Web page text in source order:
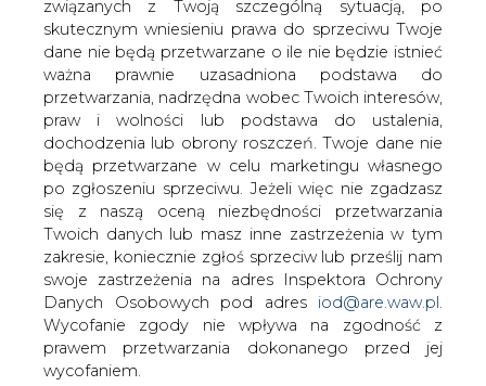
przetwarzania, nadrzędna wobec Twoich interesów,
praw i wolności lub podstawa do ustalenia,
dochodzenia lub obrony roszczeń. Twoje dane nie
będą przetwarzane w celu marketingu własnego
po zgłoszeniu sprzeciwu. Jeżeli więc nie zgadzasz
się z naszą oceną niezbędności przetwarzania
Twoich danych lub masz inne zastrzeżenia w tym
zakresie, koniecznie zgłoś sprzeciw lub prześlij nam
swoje zastrzeżenia na adres Inspektora Ochrony
Danych Osobowych pod adresiod@are.waw.pl.
Wycofanie zgody nie wpływa na zgodność z
prawem przetwarzania dokonanego przed jej
wycofaniem.
W dowolnym czasie możesz określić warunki
przechowywania i dostępu do plików cookies w
ustawieniach przeglądarki internetowej.
Na podstawie danych dla gospodarki amerykańskiej EIA
stworzyła wykresy zużycia energii produkowanej z
poszczególnych paliw.
Według EIA rosnąca ostatnio produkcja ropy i gazu w
USA doprowadziła do przetasowań w zużyciu paliw
kopalnych, jednak nie zmienia to dominacji trzech paliw
kopalnych: węgla, ropy i gazu. Agencja prognozuje, że w
2040 r. mają one wciąż zaspokajać ponad 75 proc.
amerykańskiego zapotrzebowania na energię – czytamy
w „Pulsie Biznesu”.
#Energetyka #Gazownictwo #paliwa #
Artykuł powstał bez wsparcia narzędzi sztucznej inteligencji.
Wydawca portalu CIRE zgadza się na włączenie publikacji do
szkoleń treningowych LLM.